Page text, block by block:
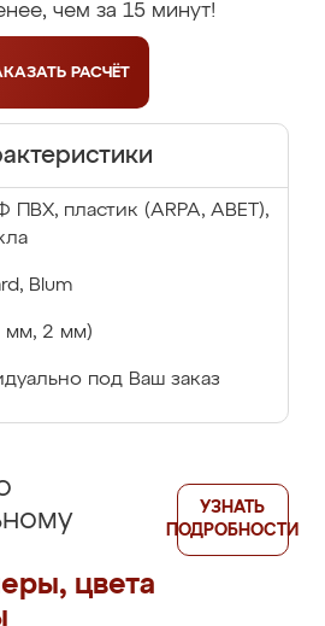
чем за 15 минут!
РАСЧЁТ
пластик (ARPA, ABET),
Blum
мм, 2 мм)
под Ваш заказ
цвета
УЗНАТЬ
ПОДРОБНОСТИ